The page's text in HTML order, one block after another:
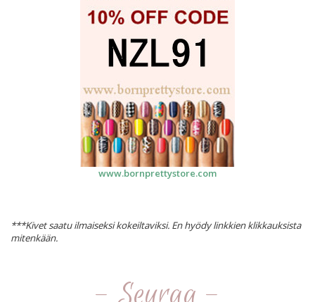
www.bornprettystore.com
***Kivet saatu ilmaiseksi kokeiltaviksi. En hyödy linkkien klikkauksista
mitenkään.